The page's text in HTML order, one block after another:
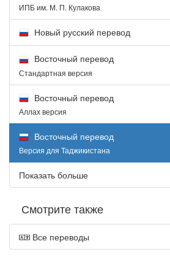
ИПБ им. М. П. Кулакова
Новый русский перевод
Восточный перевод
Стандартная версия
Восточный перевод
Аллах версия
Восточный перевод
Версия для Таджикистана
Показать больше
Смотрите также
Все переводы